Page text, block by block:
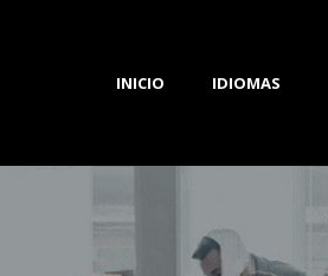
INICIO IDIOMAS